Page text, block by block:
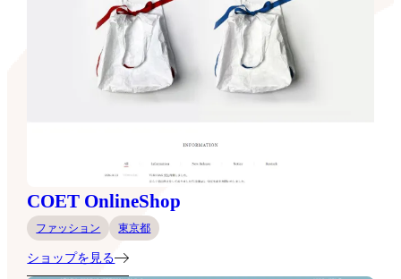
COET OnlineShop
ファッション 東京都
ショップを見る